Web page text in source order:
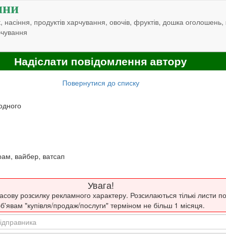
продуктів харчування, овочів, фруктів, дошка
Надіслати повідомлення автору
Повернутися до списку
вайбер, ватсап
Увага!
розсилку рекламного характеру. Розсилаються тількі листи
"купівля/продаж/послуги" терміном не більш 1 місяця.